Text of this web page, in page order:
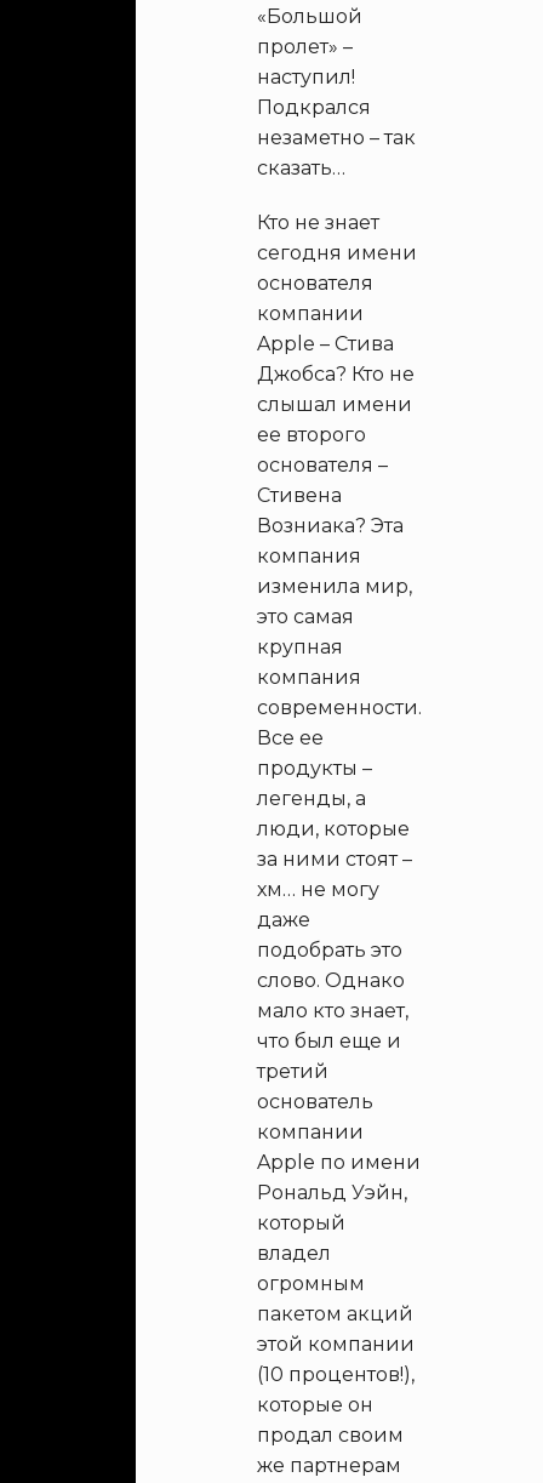
«Большой
пролет» –
наступил!
Подкрался
незаметно – так
сказать…
Кто не знает
сегодня имени
основателя
компании
Apple – Стива
Джобса? Кто не
слышал имени
ее второго
основателя –
Стивена
Возниака? Эта
компания
изменила мир,
это самая
крупная
компания
современности.
Все ее
продукты –
легенды, а
люди, которые
за ними стоят –
хм… не могу
даже
подобрать это
слово. Однако
мало кто знает,
что был еще и
третий
основатель
компании
Apple по имени
Рональд Уэйн,
который
владел
огромным
пакетом акций
этой компании
(10 процентов!),
которые он
продал своим
же партнерам